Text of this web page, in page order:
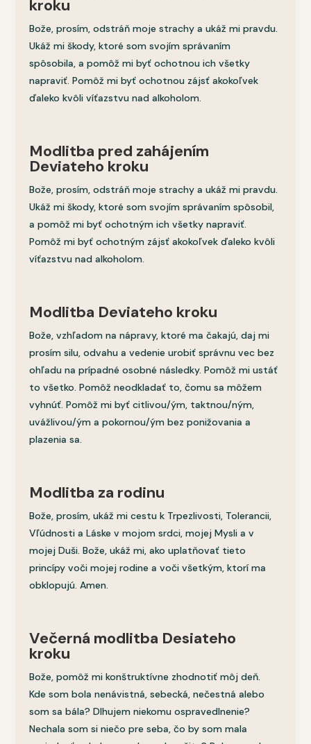
kroku
Bože, prosím, odstráň moje strachy a ukáž mi pravdu.
Ukáž mi škody, ktoré som svojím správaním
spôsobila, a pomôž mi byť ochotnou ich všetky
napraviť. Pomôž mi byť ochotnou zájsť akokoľvek
ďaleko kvôli víťazstvu nad alkoholom.
Modlitba pred zahájením
Deviateho kroku
Bože, prosím, odstráň moje strachy a ukáž mi pravdu.
Ukáž mi škody, ktoré som svojím správaním spôsobil,
a pomôž mi byť ochotným ich všetky napraviť.
Pomôž mi byť ochotným zájsť akokoľvek ďaleko kvôli
víťazstvu nad alkoholom.
Modlitba Deviateho kroku
Bože, vzhľadom na nápravy, ktoré ma čakajú, daj mi
prosím silu, odvahu a vedenie urobiť správnu vec bez
ohľadu na prípadné osobné následky. Pomôž mi ustáť
to všetko. Pomôž neodkladať to, čomu sa môžem
vyhnúť. Pomôž mi byť citlivou/ým, taktnou/ným,
uvážlivou/ým a pokornou/ým bez ponižovania a
plazenia sa.
Modlitba za rodinu
Bože, prosím, ukáž mi cestu k Trpezlivosti, Tolerancii,
Vľúdnosti a Láske v mojom srdci, mojej Mysli a v
mojej Duši. Bože, ukáž mi, ako uplatňovať tieto
princípy voči mojej rodine a voči všetkým, ktorí ma
obklopujú. Amen.
Večerná modlitba Desiateho
kroku
Bože, pomôž mi konštruktívne zhodnotiť môj deň.
Kde som bola nenávistná, sebecká, nečestná alebo
som sa bála? Dlhujem niekomu ospravedlnenie?
Nechala som si niečo pre seba, čo by som mala